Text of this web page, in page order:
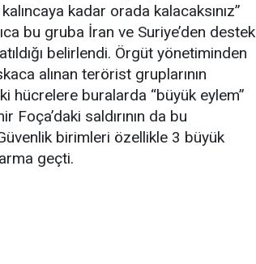
kadar orada kalacaksınız”
bu gruba İran ve Suriye’den destek
belirlendi. Örgüt yönetiminden
alınan terörist gruplarının
hücrelere buralarda “büyük eylem”
Foça’daki saldırının da bu
Güvenlik birimleri özellikle 3 büyük
geçti.